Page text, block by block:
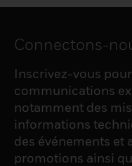
Connectons-
Inscrivez-vous
communications
notamment des
informations
des événements et
promotions ainsi